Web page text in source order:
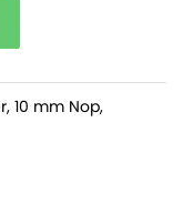
10 mm Nop,